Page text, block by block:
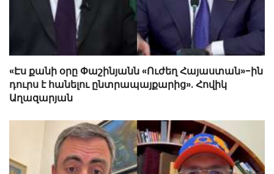
«Էս քանի օրը Փաշինյանն «Ուժեղ Հայաստան»-ին
դուրս է հանելու ընտրապայքարից». Հովիկ
Աղազարյան